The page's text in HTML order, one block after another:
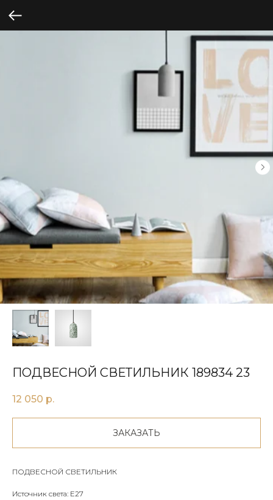
ПОДВЕСНОЙ СВЕТИЛЬНИК 189834 23
12 050 р.
ЗАКАЗАТЬ
ПОДВЕСНОЙ СВЕТИЛЬНИК
Источник света: E27